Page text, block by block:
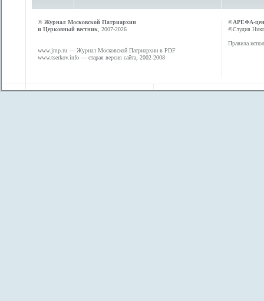
© Журнал Московской Патриархии
и Церковный вестник , 2007-2026
www.jmp.ru — Журнал Московской Патриархии в PDF
www.tserkov.info — старая версия сайта, 2002-2008
©АРЕФА-
©Студия
Правила